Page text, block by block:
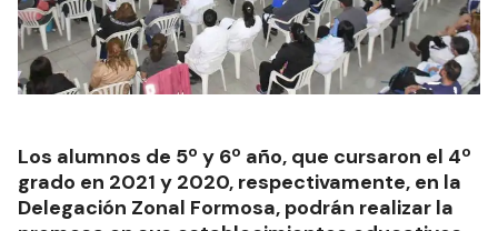
Los alumnos de 5º y 6º año, que cursaron el 4º
grado en 2021 y 2020, respectivamente, en la
Delegación Zonal Formosa, podrán realizar la